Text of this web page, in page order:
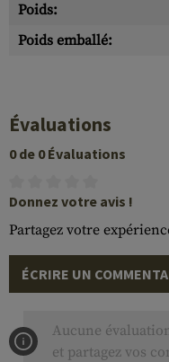
Poids:
Poids emballé:
Évaluations
0 de 0 Évaluations
Donnez votre avis !
Partagez votre
ÉCRIRE UN
Aucune
et partagez vos